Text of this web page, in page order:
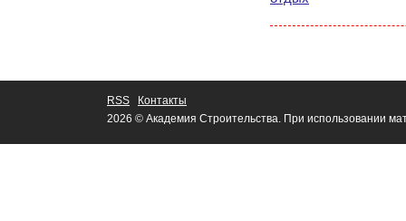
RSS
Контакты
2026 © Академия Строительства. При использовании